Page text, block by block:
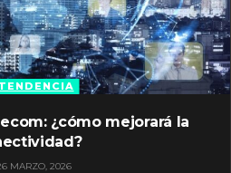
¿cómo mejorará la
MARZO, 2026